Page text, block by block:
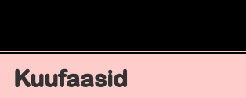
Kuufaasid